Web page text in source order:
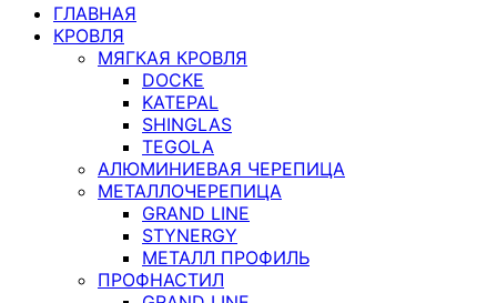
ГЛАВНАЯ
КРОВЛЯ
МЯГКАЯ КРОВЛЯ
DOCKE
KATEPAL
SHINGLAS
TEGOLA
АЛЮМИНИЕВАЯ ЧЕРЕПИЦА
МЕТАЛЛОЧЕРЕПИЦА
GRAND LINE
STYNERGY
МЕТАЛЛ ПРОФИЛЬ
ПРОФНАСТИЛ